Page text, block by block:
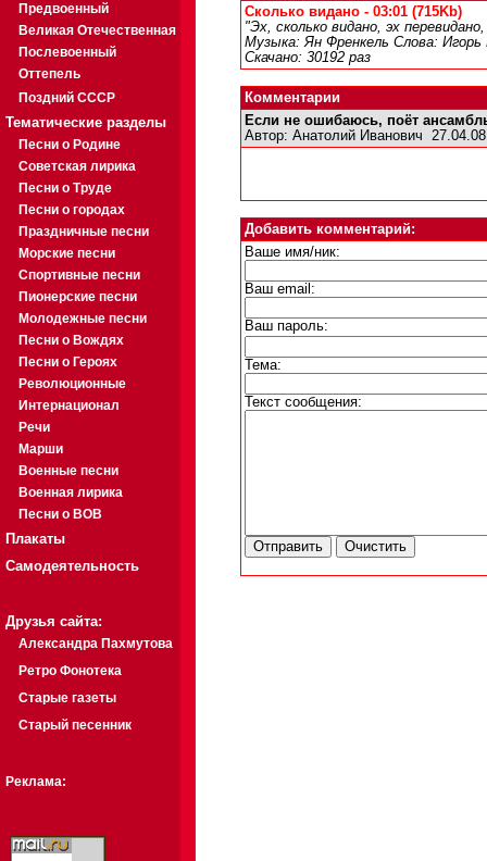
Предвоенный
Великая Отечественная
Послевоенный
Оттепель
Поздний СССР
Тематические разделы
Песни о Родине
Советская лирика
Песни о Труде
Песни о городах
Праздничные песни
Морские песни
Спортивные песни
Пионерские песни
Молодежные песни
Песни о Вождях
Песни о Героях
Революционные
Интернационал
Речи
Марши
Военные песни
Военная лирика
Песни о ВОВ
Плакаты
Самодеятельность
Друзья сайта:
Александра Пахмутова
Ретро Фонотека
Старые газеты
Старый песенник
Реклама:
Сколько видано - 03:01 (715Kb)
"Эх, сколько видано, эх
Музыка: Ян Френкель Слова:
Скачано: 30192 раз
Комментарии
Если не ошибаюсь, поёт
Автор: Анатолий Иванович
Добавить комментарий:
Ваше имя/ник:
Ваш email:
Ваш пароль:
Тема:
Текст сообщения: